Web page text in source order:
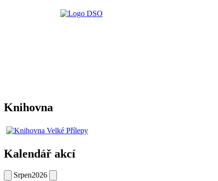
Knihovna
Kalendář akcí
Srpen2026